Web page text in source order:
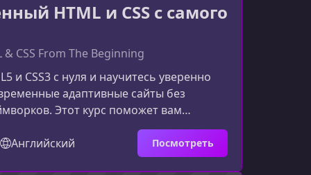
HTML и CSS с самого
CSS From The Beginning
и CSS3 с нуля и научитесь уверенно
адаптивные сайты без
Этот курс поможет вам
навыков к профессиональной
Flexbox, CSS Grid, анимации,
и другие актуальные инструменты
Английский Посмотреть